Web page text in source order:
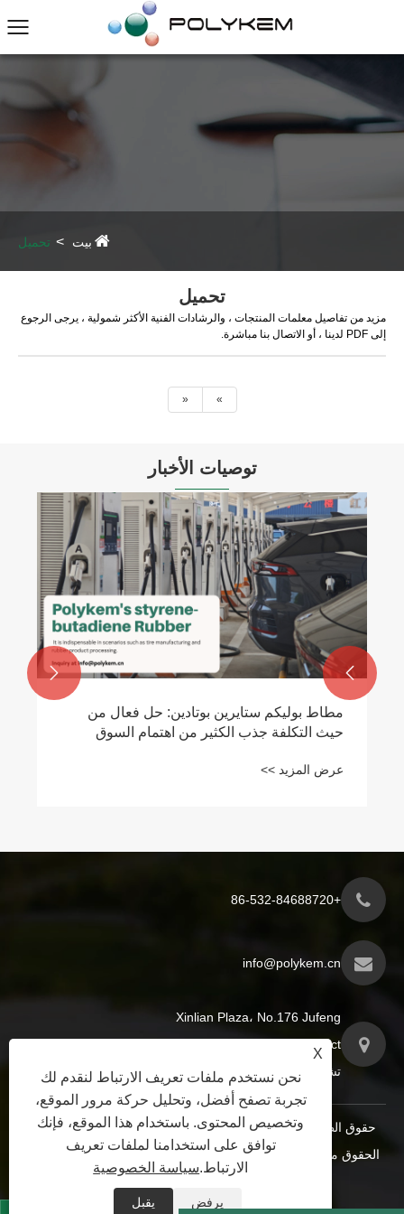
بيت تحميل
تحميل
مزيد من تفاصيل معلمات المنتجات ، والرشادات الفنية الأكثر شمولية ، يرجى الرجوع
إلى PDF لدينا ، أو الاتصال بنا مباشرة.
« »
توصيات الأخبار
مطاط بوليكم ستايرين بوتادين: حل فعال من
حيث التكلفة جذب الكثير من اهتمام السوق
عرض المزيد >>


+86-532-84688720
info@polykem.cn
Xinlian Plaza، No.176 Jufeng
تشينغداو، مقاطعة شاندونغ، الصين
حقوق الطبع والنشر © 2024 شركة تشينغداو بوليكم المحدودة. جميع
الحقوق محفوظة.
Links|Sitemap|RSS|XML
|
X
نحن نستخدم ملفات تعريف الارتباط لنقدم لك
تجربة تصفح أفضل، وتحليل حركة مرور الموقع،
وتخصيص المحتوى. باستخدام هذا الموقع، فإنك
توافق على استخدامنا لملفات تعريف
الارتباط.سياسة الخصوصية
يرفض يقبل